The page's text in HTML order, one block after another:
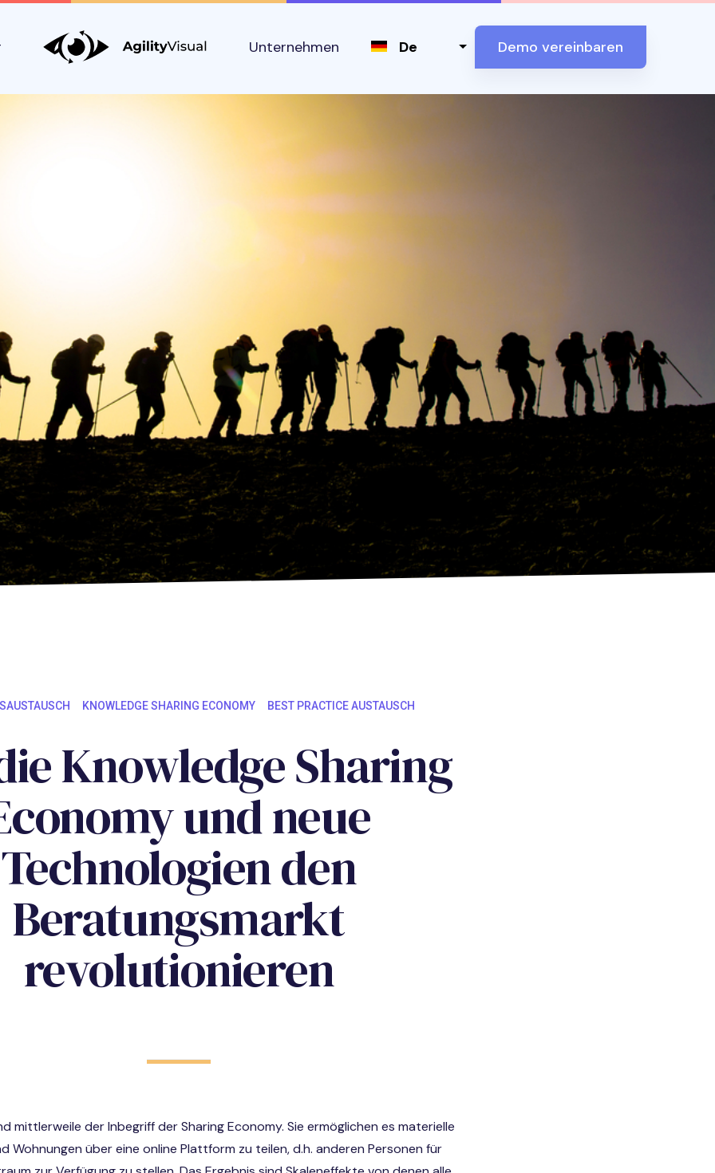
Unternehmen Select your language
De Demo vereinbaren
Sharing Economy und neue
KNOWLEDGE SHARING ECONOMY BEST PRACTICE AUSTAUSCH
Knowledge Sharing
und neue
Technologien den
Beratungsmarkt
revolutionieren
mittlerweile der Inbegriff der Sharing Economy. Sie ermöglichen es materielle
Wohnungen über eine online Plattform zu teilen, d.h. anderen Personen für